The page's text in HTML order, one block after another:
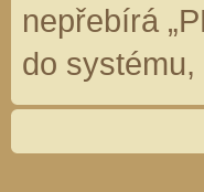
nepřebírá
do